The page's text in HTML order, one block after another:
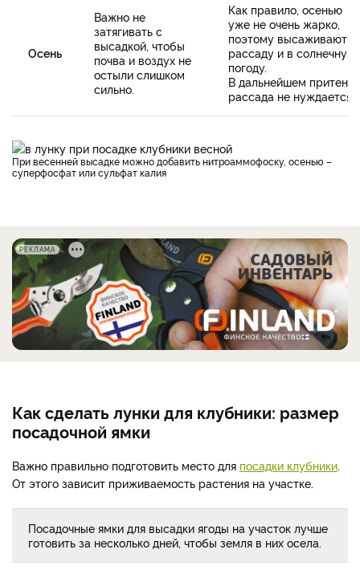
Осень
Важно не
затягивать с
высадкой, чтобы
почва и воздух не
остыли слишком
сильно.
Как правило, осенью
уже не очень жарко,
поэтому высаживают
рассаду и в солнечную
погоду.
В дальнейшем
рассада не нуждается.
При весенней высадке можно добавить нитроаммофоску, осенью –
суперфосфат или сульфат калия
РЕКЛАМА
Как сделать лунки для клубники: размер
посадочной ямки
Важно правильно подготовить место для посадки клубники.
От этого зависит приживаемость растения на участке.
Посадочные ямки для высадки ягоды на участок лучше
готовить за несколько дней, чтобы земля в них осела.